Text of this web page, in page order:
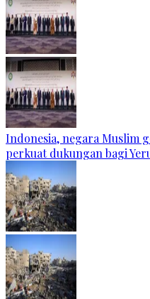
Indonesia, negara Muslim
perkuat dukungan bagi